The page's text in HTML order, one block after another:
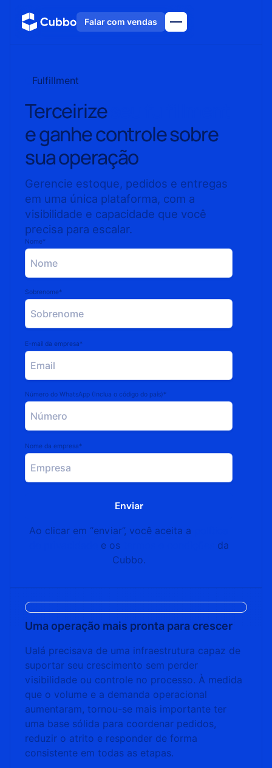
Falar com vendas
Fulfillment
Terceirize
e ganhe controle sobre
sua operação
Gerencie estoque, pedidos e entregas
em uma única plataforma, com a
visibilidade e capacidade que você
precisa para escalar.
Nome*
Sobrenome*
E-mail da empresa*
Número do WhatsApp (Inclua o código do país)*
Nome da empresa*
Ao clicar em “enviar”, você aceita a
e os
da
Cubbo.
Uma operação mais pronta para crescer
Ualá precisava de uma infraestrutura capaz de
suportar seu crescimento sem perder
visibilidade ou controle no processo. À medida
que o volume e a demanda operacional
aumentaram, tornou-se mais importante ter
uma base sólida para coordenar pedidos,
reduzir o atrito e responder de forma
consistente em todas as etapas.